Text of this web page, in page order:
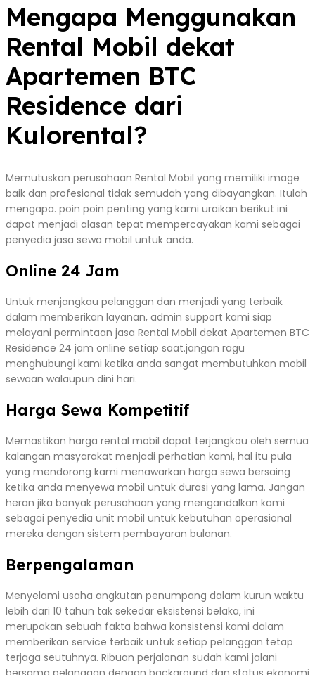
Mengapa Menggunakan
Rental Mobil dekat
Apartemen BTC
Residence dari
Kulorental?
Memutuskan perusahaan Rental Mobil yang memiliki image
baik dan profesional tidak semudah yang dibayangkan. Itulah
mengapa. poin poin penting yang kami uraikan berikut ini
dapat menjadi alasan tepat mempercayakan kami sebagai
penyedia jasa sewa mobil untuk anda.
Online 24 Jam
Untuk menjangkau pelanggan dan menjadi yang terbaik
dalam memberikan layanan, admin support kami siap
melayani permintaan jasa Rental Mobil dekat Apartemen BTC
Residence 24 jam online setiap saat.jangan ragu
menghubungi kami ketika anda sangat membutuhkan mobil
sewaan walaupun dini hari.
Harga Sewa Kompetitif
Memastikan harga rental mobil dapat terjangkau oleh semua
kalangan masyarakat menjadi perhatian kami, hal itu pula
yang mendorong kami menawarkan harga sewa bersaing
ketika anda menyewa mobil untuk durasi yang lama. Jangan
heran jika banyak perusahaan yang mengandalkan kami
sebagai penyedia unit mobil untuk kebutuhan operasional
mereka dengan sistem pembayaran bulanan.
Berpengalaman
Menyelami usaha angkutan penumpang dalam kurun waktu
lebih dari 10 tahun tak sekedar eksistensi belaka, ini
merupakan sebuah fakta bahwa konsistensi kami dalam
memberikan service terbaik untuk setiap pelanggan tetap
terjaga seutuhnya. Ribuan perjalanan sudah kami jalani